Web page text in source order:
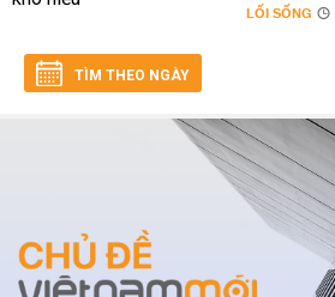
LỐI SỐNG
TÌM THEO NGÀY